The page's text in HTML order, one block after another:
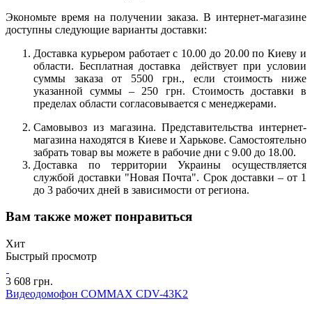
Экономьте время на получении заказа. В интернет-магазине
доступны следующие варианты доставки:
Доставка курьером работает с 10.00 до 20.00 по Киеву и
области. Бесплатная доставка действует при условии
суммы заказа от 5500 грн., если стоимость ниже
указанной суммы – 250 грн. Стоимость доставки в
пределах области согласовывается с менеджерами.
Самовывоз из магазина. Представительства интернет-
магазина находятся в Киеве и Харькове. Самостоятельно
забрать товар вы можете в рабочие дни с 9.00 до 18.00.
Доставка по территории Украины осуществляется
службой доставки "Новая Почта". Срок доставки – от 1
до 3 рабочих дней в зависимости от региона.
Вам также может понравиться
Хит
Быстрый просмотр
3 608 грн.
Видеодомофон COMMAX CDV-43K2